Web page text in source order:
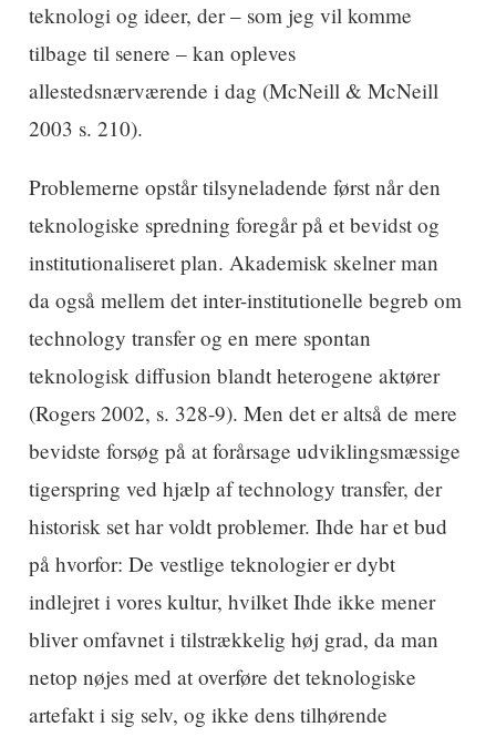
teknologi og ideer, der – som jeg vil komme
tilbage til senere – kan opleves
allestedsnærværende i dag (McNeill & McNeill
2003 s. 210).
Problemerne opstår tilsyneladende først når den
teknologiske spredning foregår på et bevidst og
institutionaliseret plan. Akademisk skelner man
da også mellem det inter-institutionelle begreb om
technology transfer og en mere spontan
teknologisk diffusion blandt heterogene aktører
(Rogers 2002, s. 328-9). Men det er altså de mere
bevidste forsøg på at forårsage udviklingsmæssige
tigerspring ved hjælp af technology transfer, der
historisk set har voldt problemer. Ihde har et bud
på hvorfor: De vestlige teknologier er dybt
indlejret i vores kultur, hvilket Ihde ikke mener
bliver omfavnet i tilstrækkelig høj grad, da man
netop nøjes med at overføre det teknologiske
artefakt i sig selv, og ikke dens tilhørende